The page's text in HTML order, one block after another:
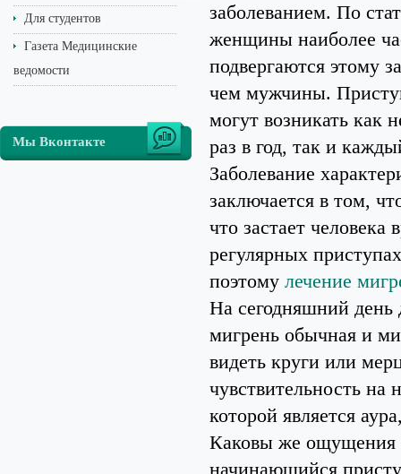
Для студентов
Газета Медицинские
ведомости
Мы Вконтакте
заболеванием. По
женщины наиболее
подвергаются этому
чем мужчины.
могут возникать как
раз в год, так и
Заболевание
заключается в том,
что застает
регулярных
поэтому лечение
На сегодняшний день
мигрень обычная и
видеть круги или
чувствительность
которой является
Каковы же ощущения
начинающийся